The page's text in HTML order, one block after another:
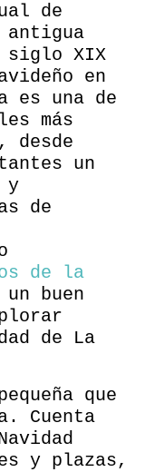
de
antigua
XIX
en
es una de
más
desde
un
y
de
de la
buen
de La
que
Cuenta
y plazas,